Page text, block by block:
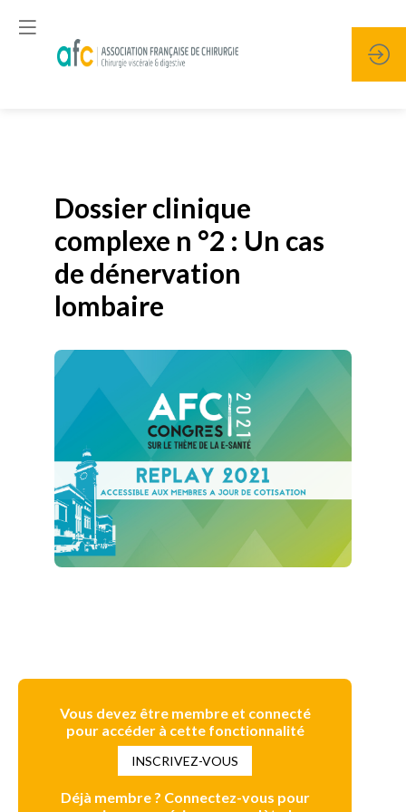
Dossier clinique
complexe n °2 : Un cas
de dénervation
lombaire
Vous devez être membre et connecté
pour accéder à cette fonctionnalité
INSCRIVEZ-VOUS
Déjà membre ? Connectez-vous pour